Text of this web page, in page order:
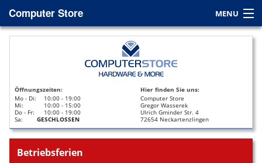
Computer Store MENU
Home
Leasing
Datenrettung
Öffnungszeiten:
Mo - Di:
10:00 - 19:00
Mi:
10:00 - 15:00
Do - Fr:
10:00 - 19:00
Sa:
GESCHLOSSEN
Hier finden Sie uns:
Computer Store
Gregor Wasserek
Ulrich Gminder Str. 4
72654 Neckartenzlingen
Betriebsferien